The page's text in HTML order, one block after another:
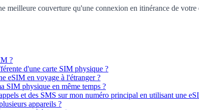
meilleure couverture qu'une connexion en itinérance de votre
?
d'une carte SIM physique ?
eSIM en voyage à l'étranger ?
SIM physique en même temps ?
et des SMS sur mon numéro principal en utilisant une
appareils ?